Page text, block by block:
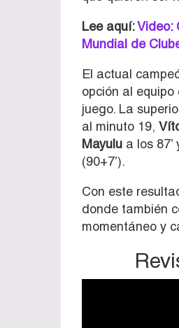
Lee aquí:Video:
Mundial de
El actual
opción al
juego. La
al minuto 19,
Mayulu a los
(90+7’).
Con este
donde también
momentáneo y